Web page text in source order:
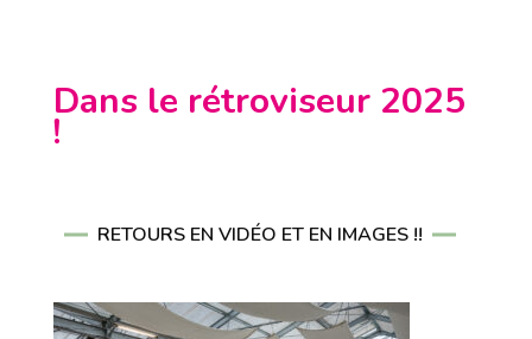
Dans le rétroviseur 2025
!
RETOURS EN VIDÉO ET EN IMAGES !!